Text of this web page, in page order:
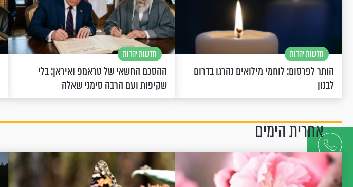
דברו
איתנו
חדשות יהדות
הותר לפרסום: לוחמי מילואים נהרגו בדרום
לבנון
חדשות יהדות
ההסכם החשאי של טראמפ ואיראן: בלי
שקיפות ועם הרבה סימני שאלה
אחרית הימים